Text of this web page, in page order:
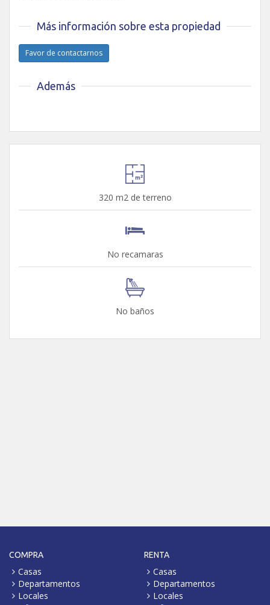
Más información sobre esta propiedad
Favor de contactarnos
Además
320 m2 de terreno
No recamaras
No baños
COMPRA
Casas
Departamentos
Locales
RENTA
Casas
Departamentos
Locales